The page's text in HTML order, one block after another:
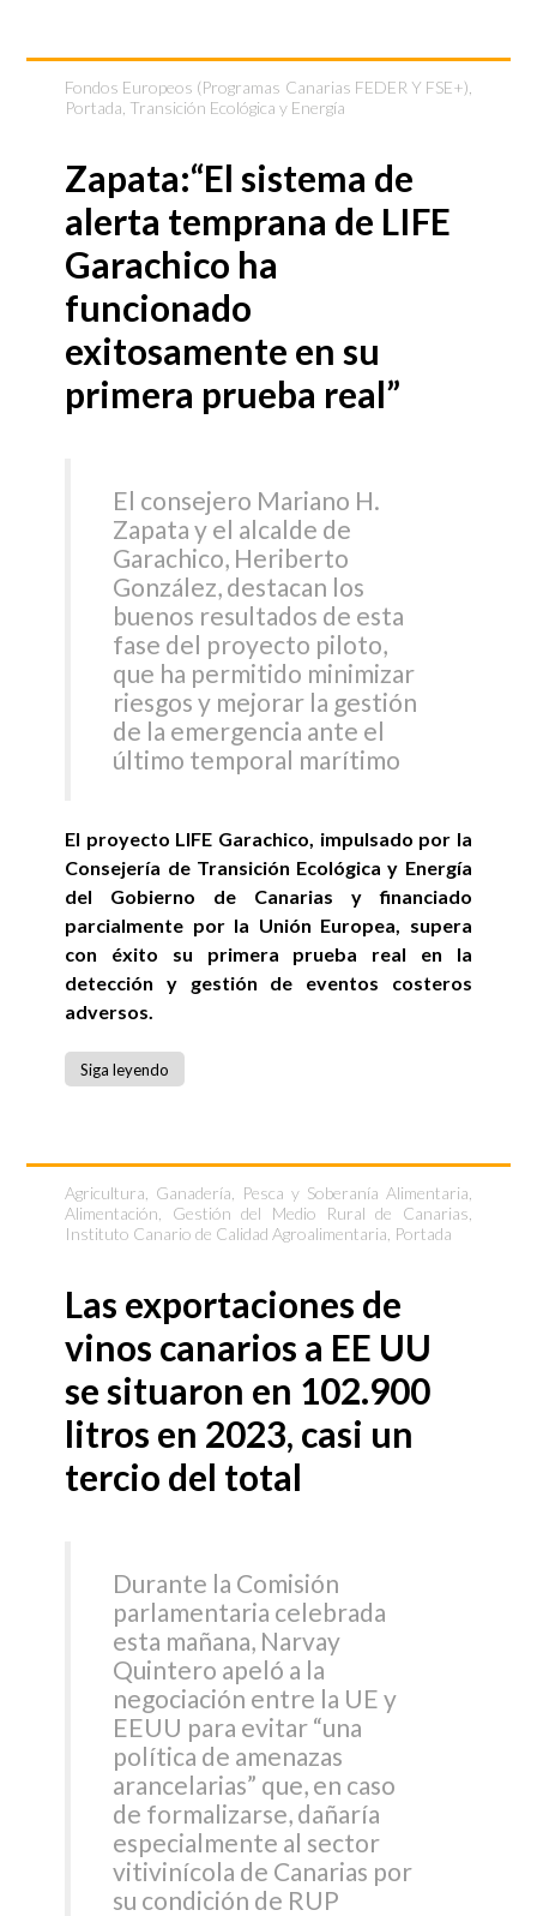
Fondos Europeos (Programas Canarias FEDER Y FSE+)
Portada Transición Ecológica y Energía
Zapata:“El sistema de
alerta temprana de LIFE
Garachico ha
funcionado
exitosamente en su
primera prueba real”
El consejero Mariano H.
Zapata y el alcalde de
Garachico, Heriberto
González, destacan los
buenos resultados de esta
fase del proyecto piloto,
que ha permitido minimizar
riesgos y mejorar la gestión
de la emergencia ante el
último temporal marítimo
El proyecto LIFE Garachico, impulsado por la
Consejería de Transición Ecológica y Energía
del Gobierno de Canarias y financiado
parcialmente por la Unión Europea, supera
con éxito su primera prueba real en la
detección y gestión de eventos costeros
adversos.
Siga leyendo
Agricultura, Ganadería, Pesca y Soberanía Alimentaria
Alimentación
Gestión del Medio Rural de Canarias
Instituto Canario de Calidad Agroalimentaria Portada
Las exportaciones de
vinos canarios a EE UU
se situaron en 102.900
litros en 2023, casi un
tercio del total
Durante la Comisión
parlamentaria celebrada
esta mañana, Narvay
Quintero apeló a la
negociación entre la UE y
EEUU para evitar “una
política de amenazas
arancelarias” que, en caso
de formalizarse, dañaría
especialmente al sector
vitivinícola de Canarias por
su condición de RUP